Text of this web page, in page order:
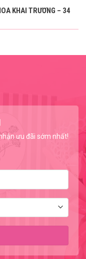
KHAI TRƯƠNG – 34
ưu đãi sớm nhất!